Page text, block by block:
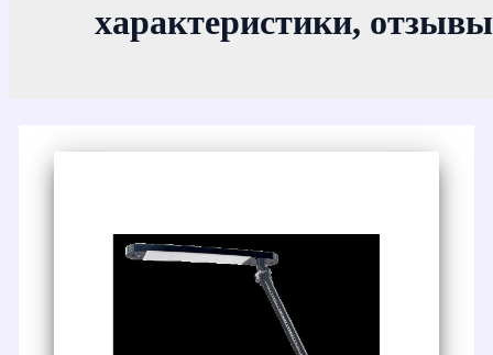
характеристики,